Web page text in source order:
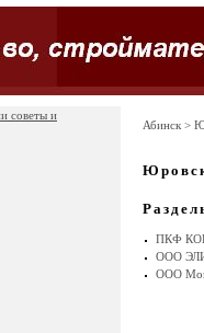
советы и
Абинск >
ПКФ
ООО
ООО